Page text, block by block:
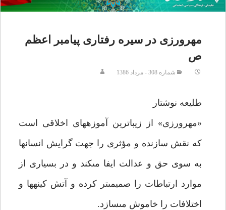
مهرورزى در سيره رفتارى پيامبر اعظم
ص
شماره 308 - مرداد 1386
طليعه نوشتار
«مهرورزى» از زيباترين آموزه‏هاى اخلاقى است
كه نقش سازنده و مؤثرى را جهت گرايش انسان‏ها
به سوى حق و عدالت ايفا مى‏كند و در بسيارى از
موارد ارتباطات را صميمى‏تر كرده و آتش كينه‏ها و
اختلافات را خاموش مى‏سازد.